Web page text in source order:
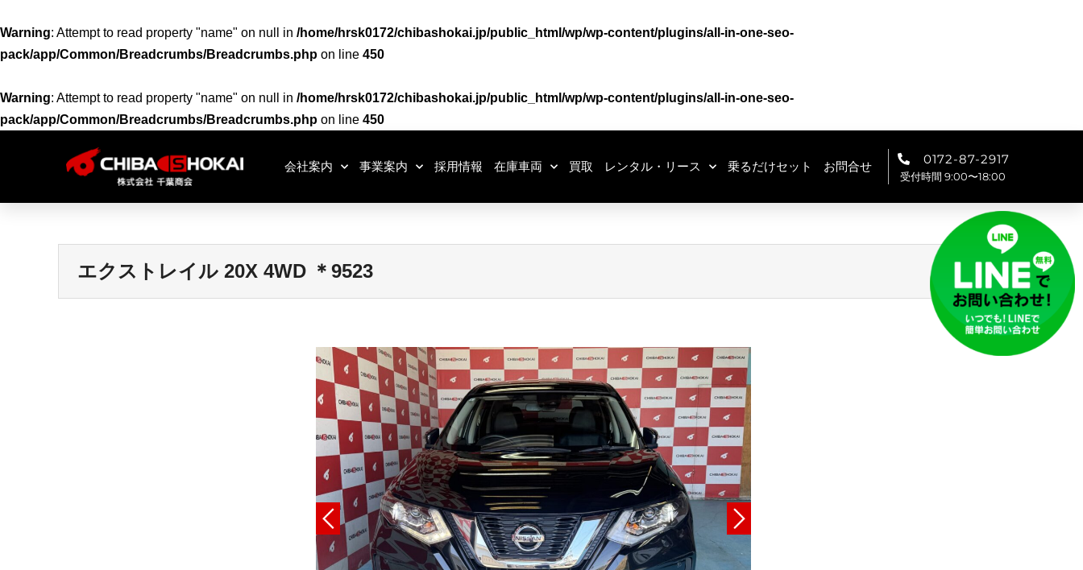
Warning: Attempt to read property "name" on null in /home/hrsk0172/chibashokai.jp/public_html/wp/wp-content/plugins/all-in-one-seo-
pack/app/Common/Breadcrumbs/Breadcrumbs.php on line 450
Warning: Attempt to read property "name" on null in /home/hrsk0172/chibashokai.jp/public_html/wp/wp-content/plugins/all-in-one-seo-
pack/app/Common/Breadcrumbs/Breadcrumbs.php on line 450
会社案内 事業案内 採用情報 在庫車両 買取 レンタル・リース 乗るだけセット お問合せ 0172-87-2917
受付時間 9:00〜18:00
エクストレイル 20X 4WD ＊9523